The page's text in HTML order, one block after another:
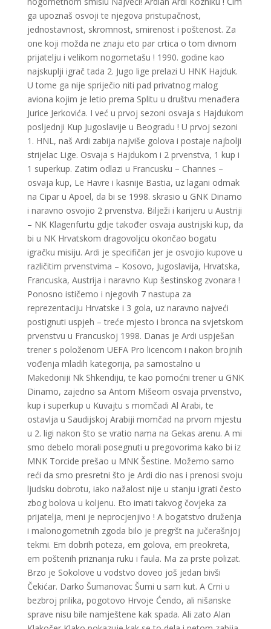
ga upoznaš osvoji te njegova pristupačnost,
jednostavnost, skromnost, smirenost i poštenost. Za
one koji možda ne znaju eto par crtica o tom divnom
prijatelju i velikom nogometašu ! 1990. godine kao
najskuplji igrač tada 2. Jugo lige prelazi U HNK Hajduk.
U tome ga nije spriječio niti pad privatnog malog
aviona kojim je letio prema Splitu u društvu menađera
Jurice Jerkovića. I već u prvoj sezoni osvaja s Hajdukom
posljednji Kup Jugoslavije u Beogradu ! U prvoj sezoni
1. HNL, naš Ardi zabija najviše golova i postaje najbolji
strijelac Lige. Osvaja s Hajdukom i 2 prvenstva, 1 kup i
1 superkup. Zatim odlazi u Francusku – Channes –
osvaja kup, Le Havre i kasnije Bastia, uz lagani odmak
na Cipar u Apoel, da bi se 1998. skrasio u GNK Dinamo
i naravno osvojio 2 prvenstva. Bilježi i karijeru u Austriji
– NK Klagenfurtu gdje također osvaja austrijski kup, da
bi u NK Hrvatskom dragovoljcu okončao bogatu
igračku misiju. Ardi je specifičan jer je osvojio kupove u
različitim prvenstvima – Kosovo, Jugoslavija, Hrvatska,
Francuska, Austrija i naravno Kup šestinskog zvonara !
Ponosno ističemo i njegovih 7 nastupa za
reprezentaciju Hrvatske i 3 gola, uz naravno najveći
postignuti uspjeh – treće mjesto i bronca na svjetskom
prvenstvu u Francuskoj 1998. Danas je Ardi uspješan
trener s položenom UEFA Pro licencom i nakon brojnih
vođenja mladih kategorija, pa samostalno u
Makedoniji Nk Shkendiju, te kao pomoćni trener u GNK
Dinamo, zajedno sa Antom Mišeom osvaja prvenstvo,
kup i superkup u Kuvajtu s momčadi Al Arabi, te
ostavlja u Saudijskoj Arabiji momčad na prvom mjestu
u 2. ligi nakon što se vratio nama na Gekas arenu. A mi
smo debelo morali posegnuti u pregovorima kako bi iz
MNK Torcide prešao u MNK Šestine. Možemo samo
reći da smo presretni što je Ardi dio nas i prenosi svoju
ljudsku dobrotu, iako nažalost nije u stanju igrati često
zbog bolova u koljenu. Eto imati takvog čovjeka za
prijatelja, meni je neprocjenjivo ! A bogatstvo druženja
i malonogometnih zgoda bilo je pregršt na jučerašnjoj
tekmi. Em dobrih poteza, em golova, em preokreta,
em poštenih priznanja ruku i faula. Ma za prste polizat.
Brzo je Sokolove u vodstvo doveo još jedan bivši
Čekićar. Darko Šumanovac Šumi u sam kut. A Crni u
bezbroj prilika, pogotovo Hrvoje Ćendo, ali nišanske
sprave nisu bile namještene kak spada. Ali zato Alan